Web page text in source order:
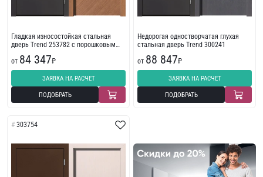
Гладкая износостойкая стальная
дверь Trend 253782 с порошковым
от 84 347₽
ЗАЯВКА НА РАСЧЕТ
ПОДОБРАТЬ
Недорогая одностворчатая глухая
стальная дверь Trend 300241
от 88 847₽
ЗАЯВКА НА РАСЧЕТ
ПОДОБРАТЬ
303754